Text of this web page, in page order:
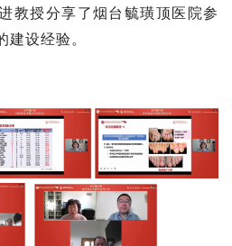
教授分享了烟台毓璜顶医院参
建设经验。